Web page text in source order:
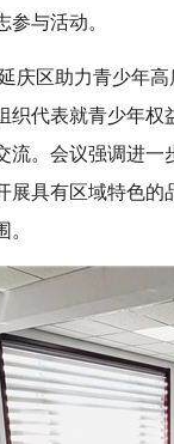
与活动。
庆区助力青少年
织代表就青少年
流。会议强调进
展具有区域特色